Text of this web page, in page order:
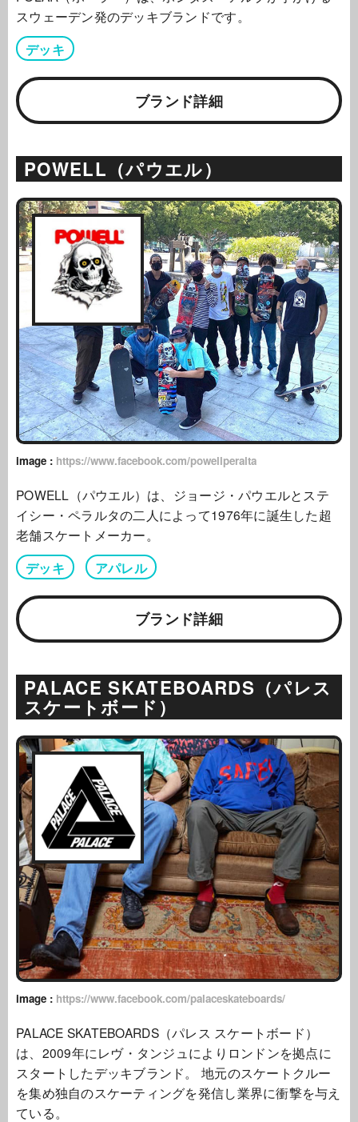
スウェーデン発のデッキブランドです。
デッキ
ブランド詳細
POWELL（パウエル）
image : https://www.facebook.com/powellperalta
POWELL（パウエル）は、ジョージ・パウエルとステ
イシー・ペラルタの二人によって1976年に誕生した超
老舗スケートメーカー。
デッキ アパレル
ブランド詳細
PALACE SKATEBOARDS（パレス
スケートボード）
image : https://www.facebook.com/palaceskateboards/
PALACE SKATEBOARDS（パレス スケートボード）
は、2009年にレヴ・タンジュによりロンドンを拠点に
スタートしたデッキブランド。 地元のスケートクルー
を集め独自のスケーティングを発信し業界に衝撃を与え
ている。